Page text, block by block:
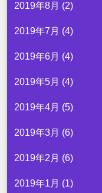
2019年8月 (2)
2019年7月 (4)
2019年6月 (4)
2019年5月 (4)
2019年4月 (5)
2019年3月 (6)
2019年2月 (6)
2019年1月 (1)